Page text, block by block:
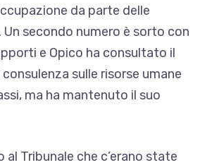
da parte delle
Un secondo numero è sorto con
e Opico ha consultato il
sulle risorse umane
ma ha mantenuto il suo
al Tribunale che c’erano state